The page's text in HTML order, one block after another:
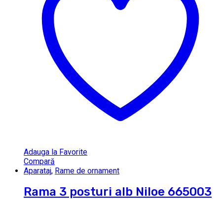
Adauga la Favorite
Compară
Aparataj, Rame de ornament
Rama 3 posturi alb Niloe 665003